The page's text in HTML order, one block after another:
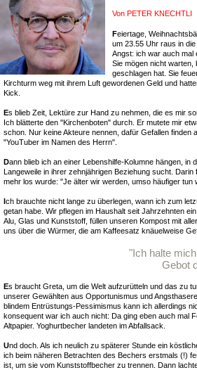
Von PETER KNECHTLI
Feiertage,
um 23.55 Uhr raus in
Angst: ich war auch mal
Sie mögen nicht warten,
geschlagen hat. Sie
Kirchturm weg mit ihrem Luft gewordenen Geld und
Kick.
Es blieb Zeit, Lektüre zur Hand zu nehmen, die es mir
Ich blätterte den "Kirchenboten" durch. Er mutete mir
schon. Nur keine Akteure nennen, dafür Gefallen finden
"YouTuber im Namen des Herrn".
Dann blieb ich an einer Lebenshilfe-Kolumne hängen, in
Langeweile in ihrer zehnjährigen Beziehung sucht.
mehr los wurde: "Je älter wir werden, umso häufiger tun
Ich brauchte nicht lange zu überlegen, wann ich zum
getan habe. Wir pflegen im Haushalt seit Jahrzehnten
Alu, Glas und Kunststoff, füllen unseren Kompost mit
uns über die Würmer, die am Kaffeesatz knäuelweise
"Ich halte
Gebot
Es braucht Greta, um die Welt aufzurütteln und das zu
unserer Gewählten aus Opportunismus und
blindem Entrüstungs-Pessimismus kann ich allerdings
konsequent war ich auch nicht: Da ging eben auch mal
Altpapier. Yoghurtbecher landeten im Abfallsack.
Und doch. Als ich neulich zu späterer Stunde ein
ich beim näheren Betrachten des Bechers erstmals (!)
ist, um sie vom Kunststoffbecher zu trennen. Dann